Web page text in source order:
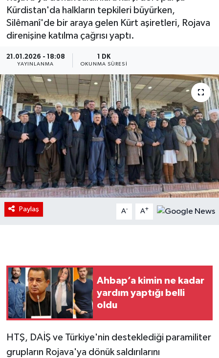
Kürdistan'da halkların tepkileri büyürken,
Silêmanî'de bir araya gelen Kürt aşiretleri, Rojava
direnişine katılma çağrısı yaptı.
21.01.2026 - 18:08
YAYINLANMA
1 DK
OKUNMA SÜRESI
Paylaş A- A+
Ahbap’a kimin ne kadar
yardım yaptığı belli
oldu
HTŞ, DAİŞ ve Türkiye'nin desteklediği paramiliter
grupların Rojava'ya dönük saldırılarını